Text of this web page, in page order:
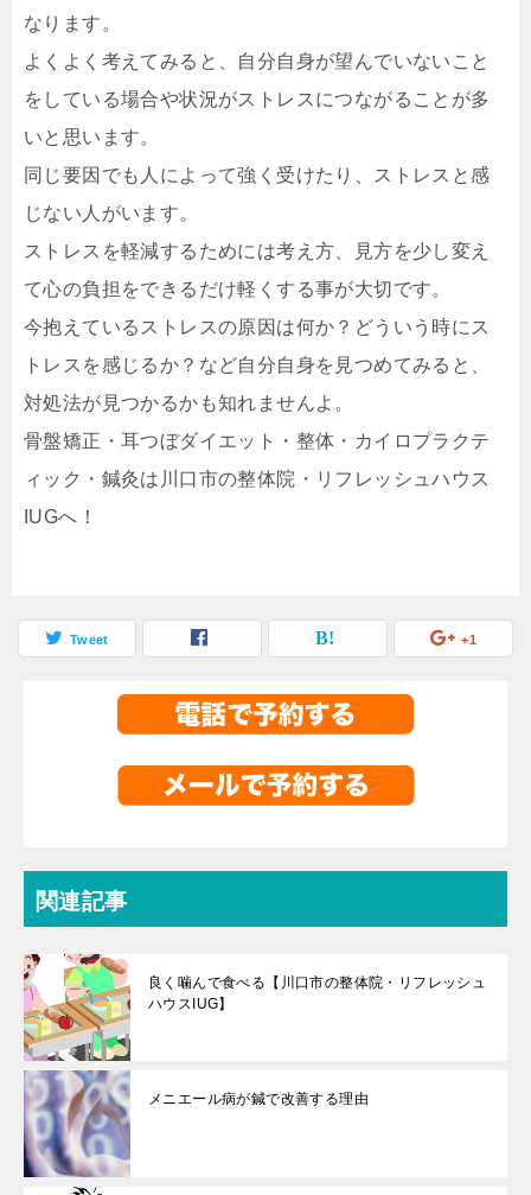
なります。
よくよく考えてみると、自分自身が望んでいないこと
をしている場合や状況がストレスにつながることが多
いと思います。
同じ要因でも人によって強く受けたり、ストレスと感
じない人がいます。
ストレスを軽減するためには考え方、見方を少し変え
て心の負担をできるだけ軽くする事が大切です。
今抱えているストレスの原因は何か？どういう時にス
トレスを感じるか？など自分自身を見つめてみると、
対処法が見つかるかも知れませんよ。
骨盤矯正・耳つぼダイエット・整体・カイロプラクテ
ィック・鍼灸は川口市の整体院・リフレッシュハウス
IUGへ！
Tweet +1
関連記事
良く噛んで食べる【川口市の整体院・リフレッシュ
ハウスIUG】
メニエール病が鍼で改善する理由